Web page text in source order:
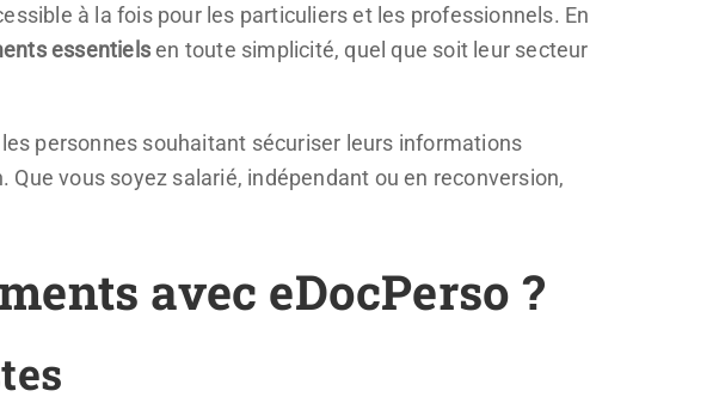
à la fois pour les particuliers et les professionnels. En
essentielsen toute simplicité, quel que soit leur secteur
personnes souhaitant sécuriser leurs informations
vous soyez salarié, indépendant ou en reconversion,
avec eDocPerso ?